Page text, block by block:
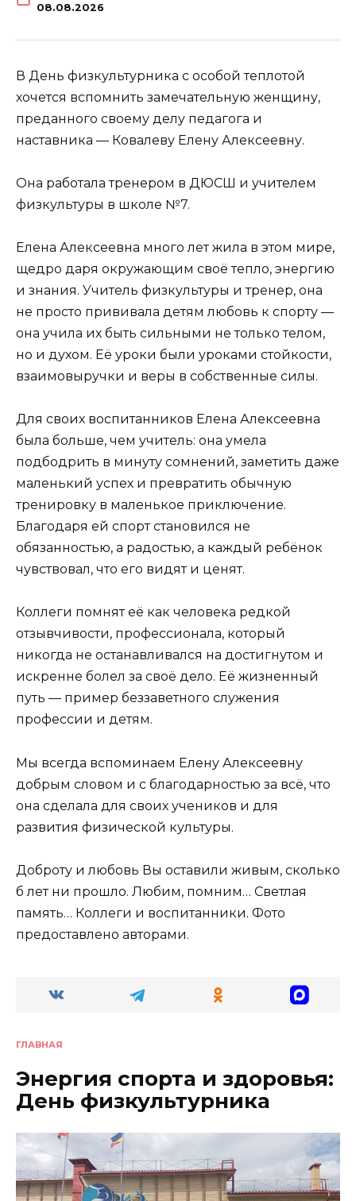
08.08.2026
В День физкультурника с особой теплотой
хочется вспомнить замечательную женщину,
преданного своему делу педагога и
наставника — Ковалеву Елену Алексеевну.
Она работала тренером в ДЮСШ и учителем
физкультуры в школе №7.
Елена Алексеевна много лет жила в этом мире,
щедро даря окружающим своё тепло, энергию
и знания. Учитель физкультуры и тренер, она
не просто прививала детям любовь к спорту —
она учила их быть сильными не только телом,
но и духом. Её уроки были уроками стойкости,
взаимовыручки и веры в собственные силы.
Для своих воспитанников Елена Алексеевна
была больше, чем учитель: она умела
подбодрить в минуту сомнений, заметить даже
маленький успех и превратить обычную
тренировку в маленькое приключение.
Благодаря ей спорт становился не
обязанностью, а радостью, а каждый ребёнок
чувствовал, что его видят и ценят.
Коллеги помнят её как человека редкой
отзывчивости, профессионала, который
никогда не останавливался на достигнутом и
искренне болел за своё дело. Её жизненный
путь — пример беззаветного служения
профессии и детям.
Мы всегда вспоминаем Елену Алексеевну
добрым словом и с благодарностью за всё, что
она сделала для своих учеников и для
развития физической культуры.
Доброту и любовь Вы оставили живым, сколько
б лет ни прошло. Любим, помним… Светлая
память… Коллеги и воспитанники. Фото
предоставлено авторами.
ГЛАВНАЯ
Энергия спорта и здоровья:
День физкультурника